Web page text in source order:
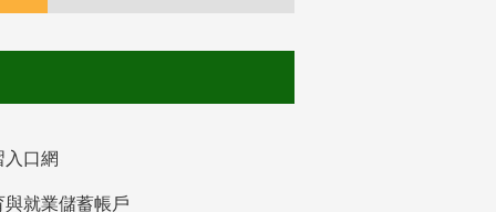
入口網
與就業儲蓄帳戶